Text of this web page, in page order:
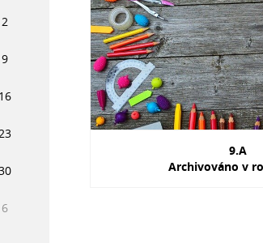
9.A
Archivováno v
2
9
16
6